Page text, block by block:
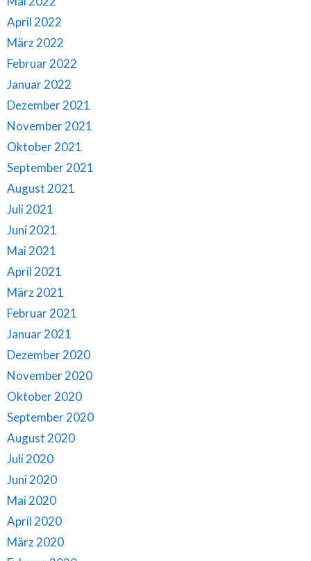
April 2022
März 2022
Februar 2022
Januar 2022
Dezember 2021
November 2021
Oktober 2021
September 2021
August 2021
Juli 2021
Juni 2021
Mai 2021
April 2021
März 2021
Februar 2021
Januar 2021
Dezember 2020
November 2020
Oktober 2020
September 2020
August 2020
Juli 2020
Juni 2020
Mai 2020
April 2020
März 2020